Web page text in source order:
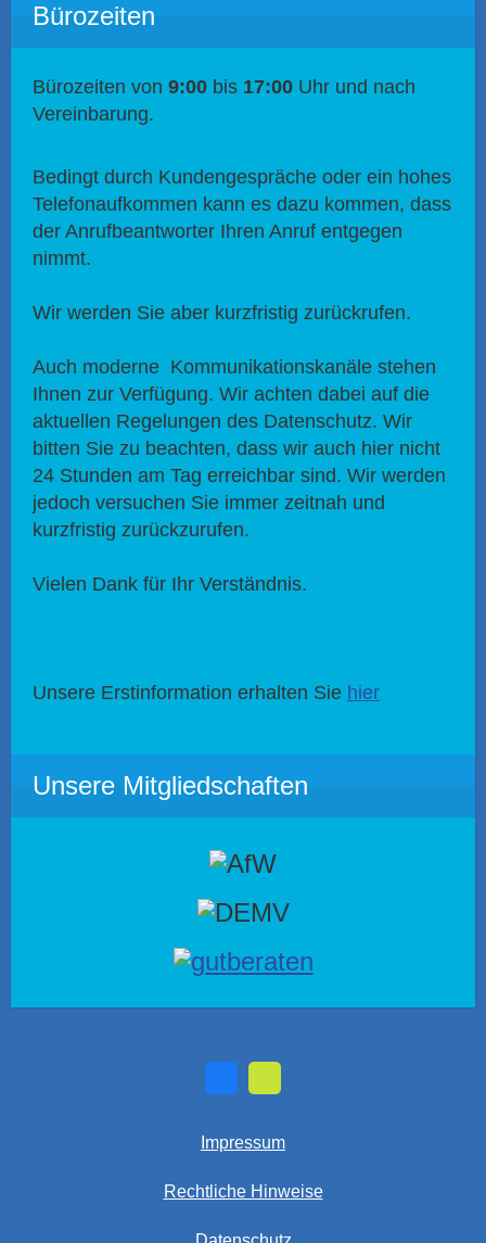
Bürozeiten
Bürozeiten von 9:00 bis 17:00 Uhr und nach
Vereinbarung.
Bedingt durch Kundengespräche oder ein hohes
Telefonaufkommen kann es dazu kommen, dass
der Anrufbeantworter Ihren Anruf entgegen
nimmt.
Wir werden Sie aber kurzfristig zurückrufen.
Auch moderne Kommunikationskanäle stehen
Ihnen zur Verfügung. Wir achten dabei auf die
aktuellen Regelungen des Datenschutz. Wir
bitten Sie zu beachten, dass wir auch hier nicht
24 Stunden am Tag erreichbar sind. Wir werden
jedoch versuchen Sie immer zeitnah und
kurzfristig zurückzurufen.
Vielen Dank für Ihr Verständnis.
Unsere Erstinformation erhalten Sie hier
Unsere Mitgliedschaften
Impressum
Rechtliche Hinweise